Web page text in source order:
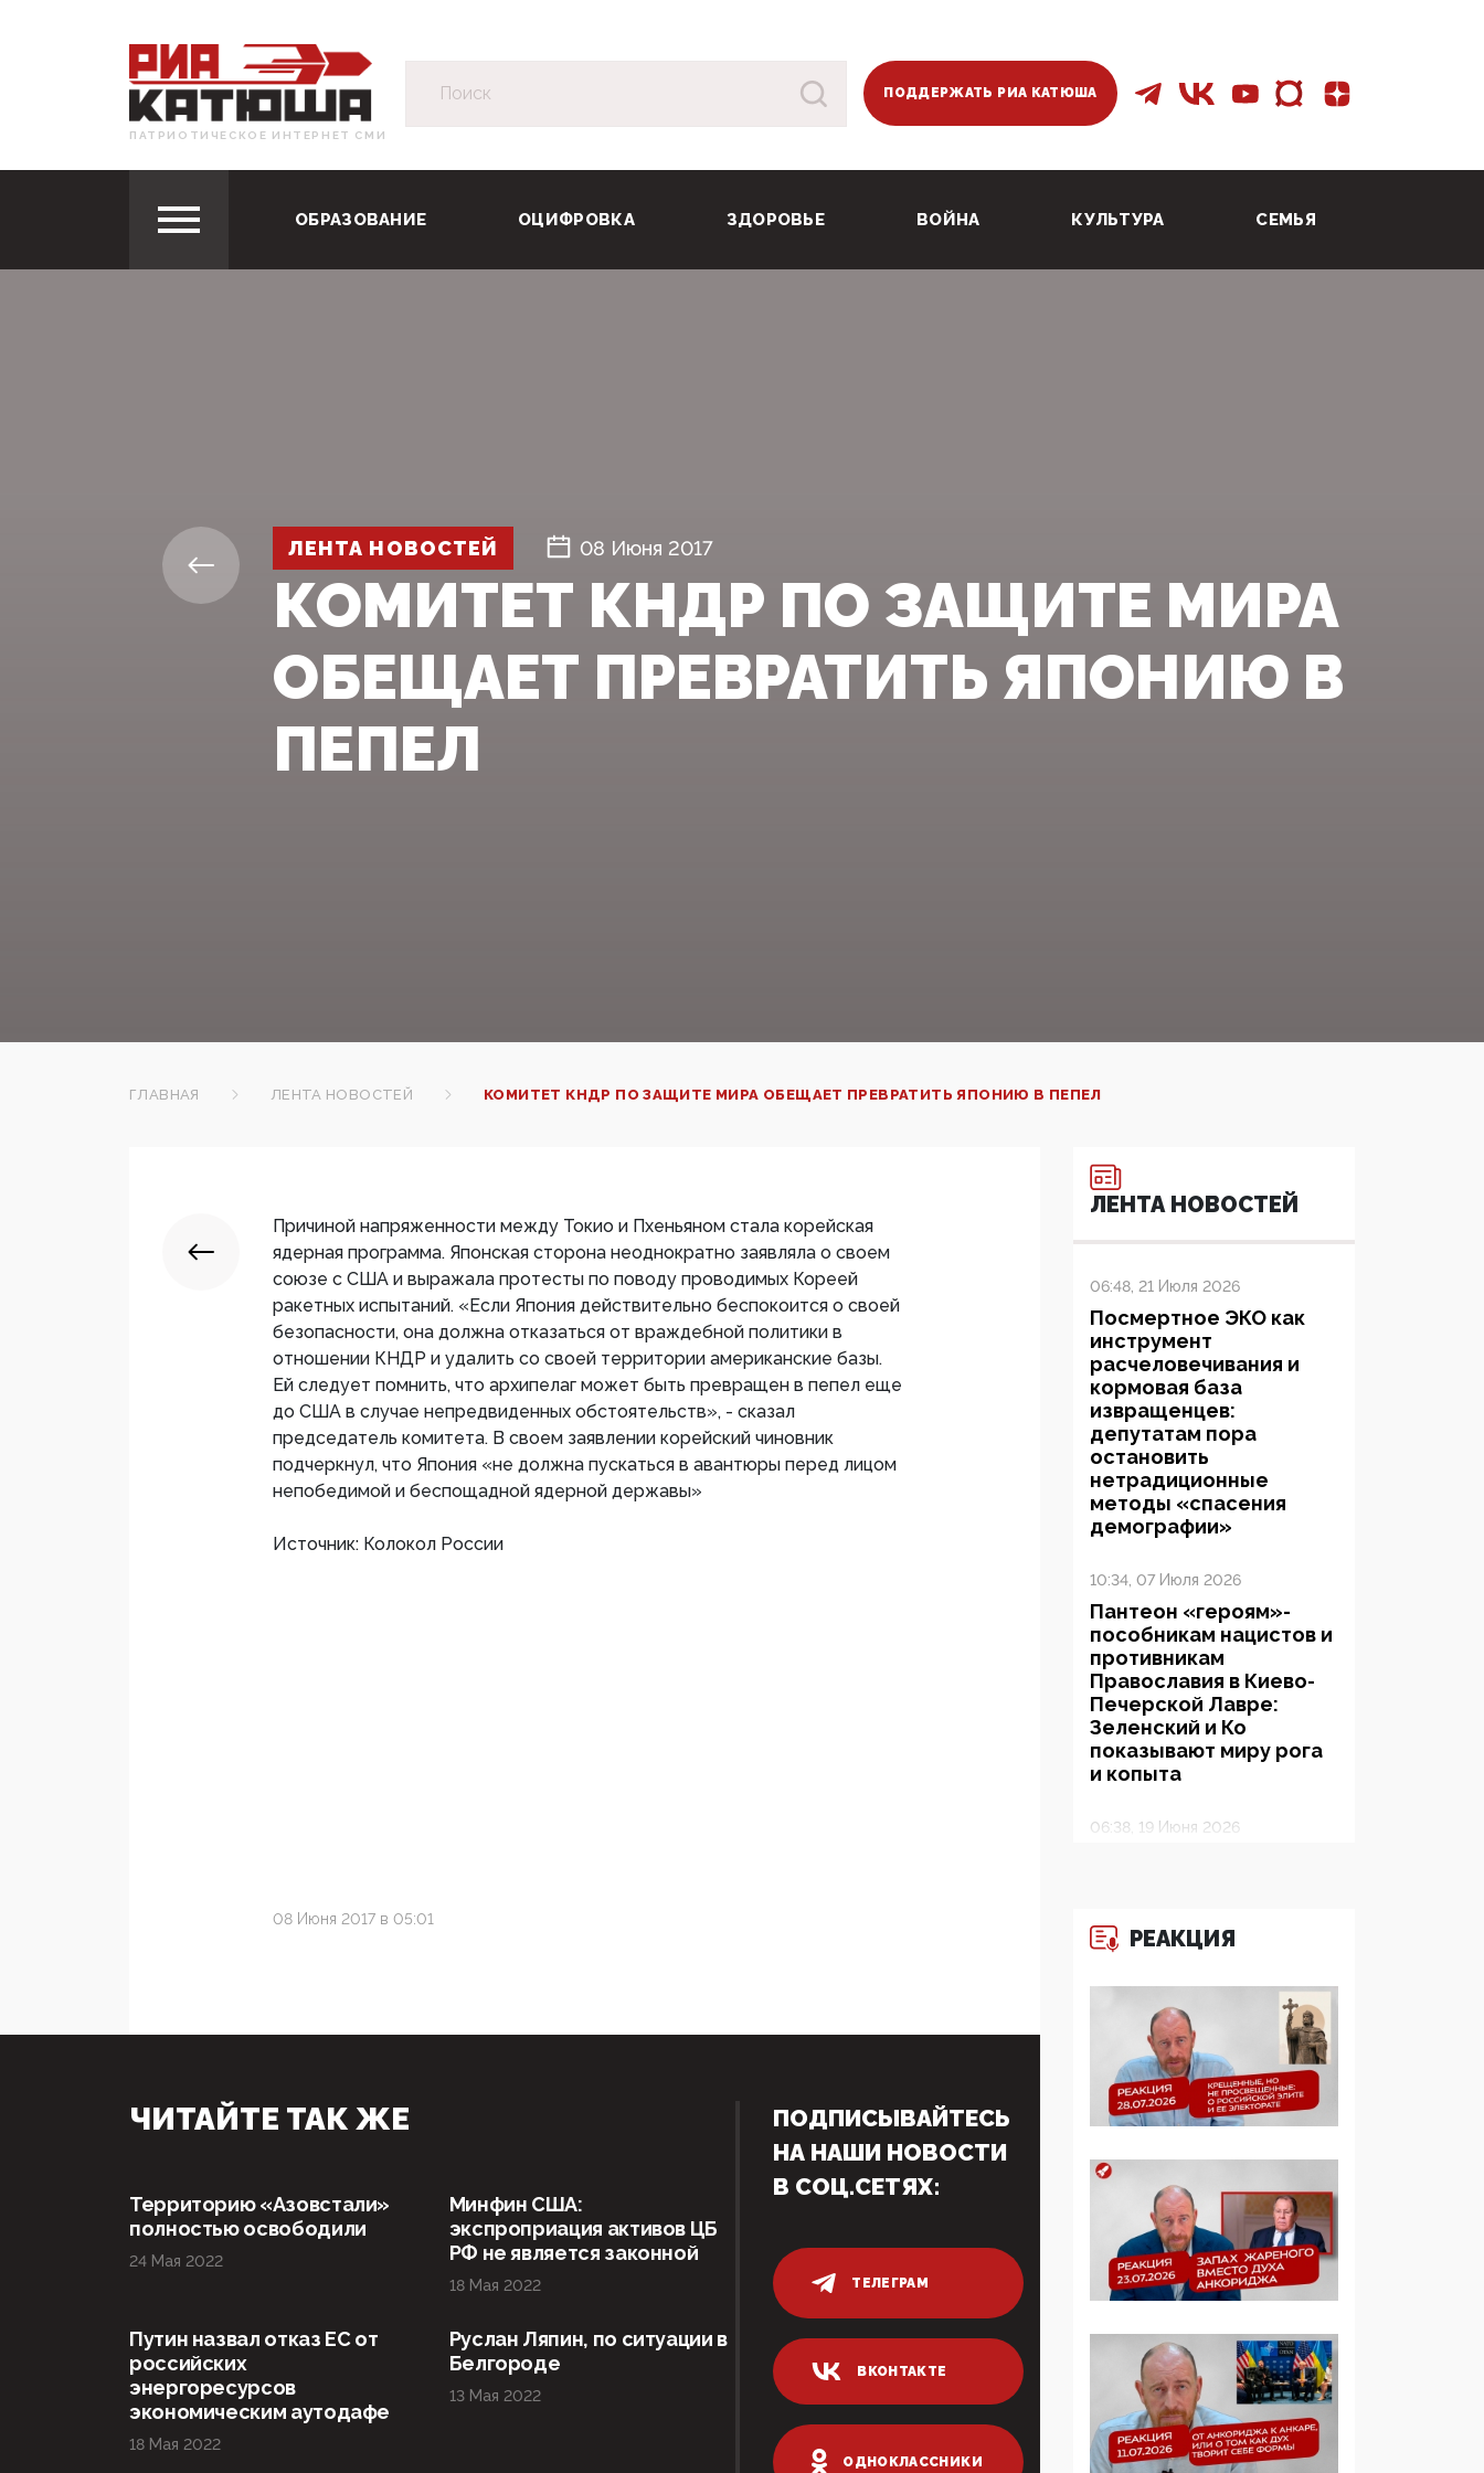
ПАТРИОТИЧЕСКОЕ ИНТЕРНЕТ СМИ
ПОДДЕРЖАТЬ РИА КАТЮША
ОБРАЗОВАНИЕ ОЦИФРОВКА ЗДОРОВЬЕ ВОЙНА КУЛЬТУРА СЕМЬЯ
ЛЕНТА НОВОСТЕЙ 08 Июня 2017
КОМИТЕТ КНДР ПО ЗАЩИТЕ МИРА
ОБЕЩАЕТ ПРЕВРАТИТЬ ЯПОНИЮ В
ПЕПЕЛ
ГЛАВНАЯ ЛЕНТА НОВОСТЕЙ КОМИТЕТ КНДР ПО ЗАЩИТЕ МИРА ОБЕЩАЕТ ПРЕВРАТИТЬ ЯПОНИЮ В ПЕПЕЛ
Причиной напряженности между Токио и Пхеньяном стала корейская
ядерная программа. Японская сторона неоднократно заявляла о своем
союзе с США и выражала протесты по поводу проводимых Кореей
ракетных испытаний. «Если Япония действительно беспокоится о своей
безопасности, она должна отказаться от враждебной политики в
отношении КНДР и удалить со своей территории американские базы.
Ей следует помнить, что архипелаг может быть превращен в пепел еще
до США в случае непредвиденных обстоятельств», - сказал
председатель комитета. В своем заявлении корейский чиновник
подчеркнул, что Япония «не должна пускаться в авантюры перед лицом
непобедимой и беспощадной ядерной державы»
Источник: Колокол России
08 Июня 2017 в 05:01
ЛЕНТА НОВОСТЕЙ
06:48, 21 Июля 2026
Посмертное ЭКО как
инструмент
расчеловечивания и
кормовая база
извращенцев:
депутатам пора
остановить
нетрадиционные
методы «спасения
демографии»
10:34, 07 Июля 2026
Пантеон «героям»-
пособникам нацистов и
противникам
Православия в Киево-
Печерской Лавре:
Зеленский и Ко
показывают миру рога
и копыта
06:38, 19 Июня 2026
опекуны получают из
бюджета в 100 раз
многодетные семьи
05:00, 13 Июня 2026
Разбор учебника
Обществознания под
редакцией Медведева:
традиционные
ценности и немного
двоемыслия
11:53, 09 Июня 2026
Прокуратура наконец
увидела
экстремистскую
деятельность ИИТО
ЮНЕСКО в России, но
цифроглобалисты
продолжают
РЕАКЦИЯ
ЧИТАЙТЕ ТАК ЖЕ
Территорию «Азовстали»
полностью освободили
24 Мая 2022
Минфин США:
экспроприация активов ЦБ
РФ не является законной
18 Мая 2022
Путин назвал отказ ЕС от
российских
энергоресурсов
экономическим аутодафе
18 Мая 2022
Руслан Ляпин, по ситуации в
Белгороде
13 Мая 2022
ПОДПИСЫВАЙТЕСЬ
НА НАШИ НОВОСТИ
В СОЦ.СЕТЯХ:
ТЕЛЕГРАМ
ВКОНТАКТЕ
ОДНОКЛАССНИКИ